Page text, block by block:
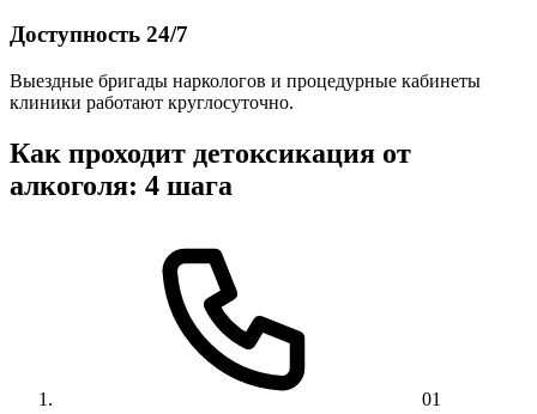
Доступность 24/7
Выездные бригады наркологов и процедурные кабинеты
клиники работают круглосуточно.
Как проходит детоксикация от
алкоголя: 4 шага
01